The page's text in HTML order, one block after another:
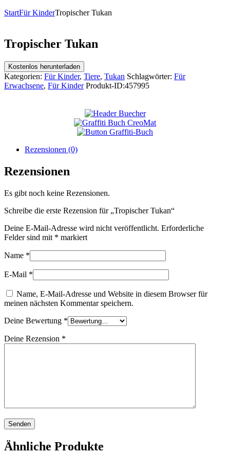
StartFür KinderTropischer Tukan
Tropischer Tukan
Kostenlos herunterladen
Kategorien: Für Kinder, Tiere, Tukan Schlagwörter: Für
Erwachsene, Für Kinder Produkt-ID:457995
Rezensionen (0)
Rezensionen
Es gibt noch keine Rezensionen.
Schreibe die erste Rezension für „Tropischer Tukan“
Deine E-Mail-Adresse wird nicht veröffentlicht. Erforderliche
Felder sind mit * markiert
Name *
E-Mail *
Name, E-Mail-Adresse und Website in diesem Browser für
meinen nächsten Kommentar speichern.
Deine Bewertung *
Deine Rezension *
Ähnliche Produkte